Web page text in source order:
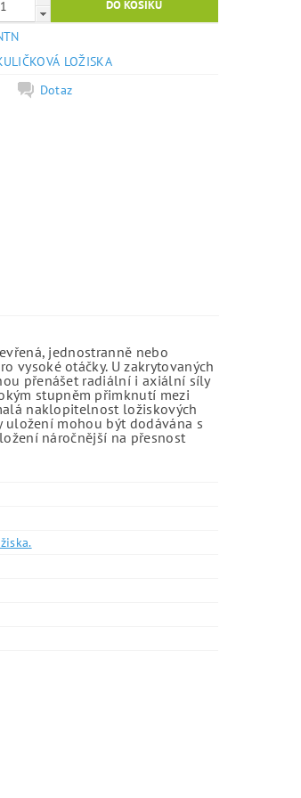
LOŽISKA
Dotaz
jednostranně nebo
vysoké otáčky. U zakrytovaných
přenášet radiální i axiální síly
stupněm přimknutí mezi
naklopitelnost ložiskových
mohou být dodávána s
náročnější na přesnost